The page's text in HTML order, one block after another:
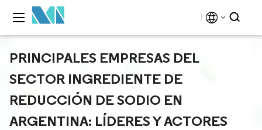
PRINCIPALES EMPRESAS DEL
SECTOR INGREDIENTE DE
REDUCCIÓN DE SODIO EN
ARGENTINA: LÍDERES Y ACTORES